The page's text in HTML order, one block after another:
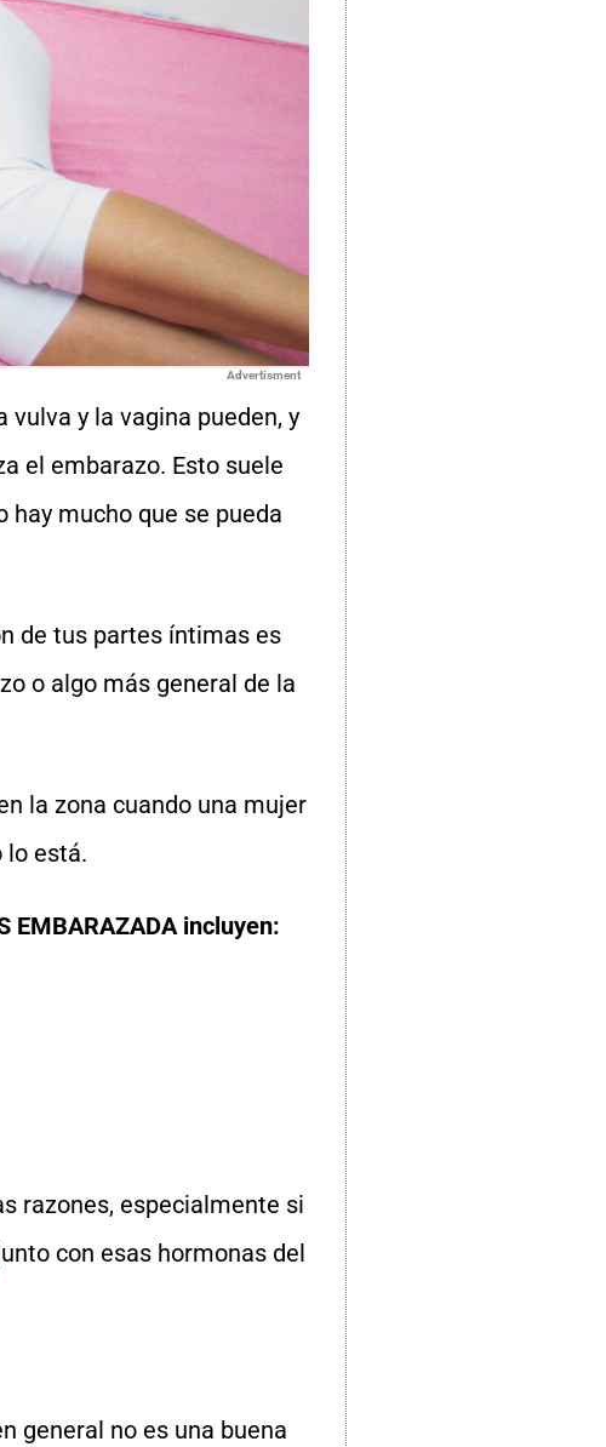
Advertisment
y la vagina pueden, y
el embarazo. Esto suele
hay mucho que se pueda
de tus partes íntimas es
o algo más general de la
la zona cuando una mujer
lo está.
EMBARAZADA incluyen:
razones, especialmente si
con esas hormonas del
general no es una buena